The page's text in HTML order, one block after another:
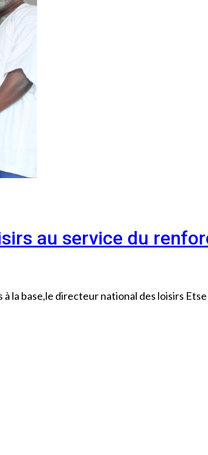
au service du
la base,le directeur national des loisirs